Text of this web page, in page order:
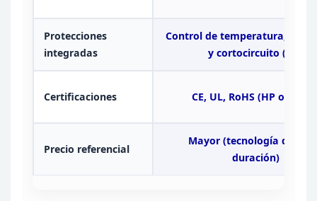
Protecciones
integradas
Control de temperatura,
y cortocircuito (HP)
Certificaciones CE, UL, RoHS (HP
Precio referencial
Mayor (tecnología de
duración)